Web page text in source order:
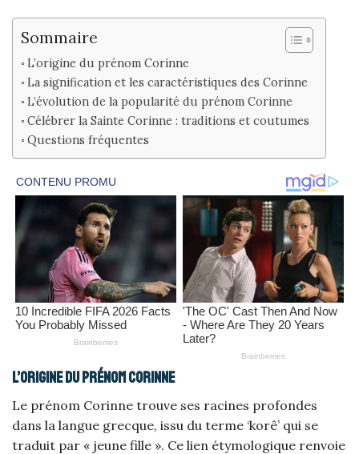
Sommaire
L’origine du prénom Corinne
La signification et les caractéristiques des Corinne
L’évolution de la popularité du prénom Corinne
Célébrer la Sainte Corinne : traditions et coutumes
Questions fréquentes
L’origine du prénom Corinne
Le prénom Corinne trouve ses racines profondes
dans la langue grecque, issu du terme ‘korê’ qui se
traduit par « jeune fille ». Ce lien étymologique renvoie